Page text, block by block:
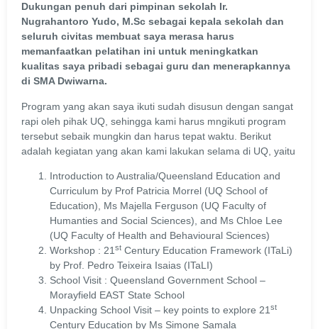
Dukungan penuh dari pimpinan sekolah Ir.
Nugrahantoro Yudo, M.Sc sebagai kepala sekolah dan
seluruh civitas membuat saya merasa harus
memanfaatkan pelatihan ini untuk meningkatkan
kualitas saya pribadi sebagai guru dan menerapkannya
di SMA Dwiwarna.
Program yang akan saya ikuti sudah disusun dengan sangat
rapi oleh pihak UQ, sehingga kami harus mngikuti program
tersebut sebaik mungkin dan harus tepat waktu. Berikut
adalah kegiatan yang akan kami lakukan selama di UQ, yaitu
Introduction to Australia/Queensland Education and
Curriculum by Prof Patricia Morrel (UQ School of
Education), Ms Majella Ferguson (UQ Faculty of
Humanties and Social Sciences), and Ms Chloe Lee
(UQ Faculty of Health and Behavioural Sciences)
Workshop : 21 st Century Education Framework (ITaLi)
by Prof. Pedro Teixeira Isaias (ITaLI)
School Visit : Queensland Government School –
Morayfield EAST State School
Unpacking School Visit – key points to explore 21 st
Century Education by Ms Simone Samala